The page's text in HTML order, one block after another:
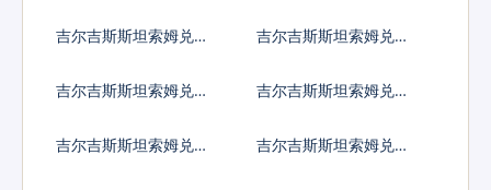
吉尔吉斯斯坦索姆兑加
吉尔吉斯斯坦索姆兑新
吉尔吉斯斯坦索姆兑保
吉尔吉斯斯坦索姆兑捷
吉尔吉斯斯坦索姆兑丹
吉尔吉斯斯坦索姆兑匈